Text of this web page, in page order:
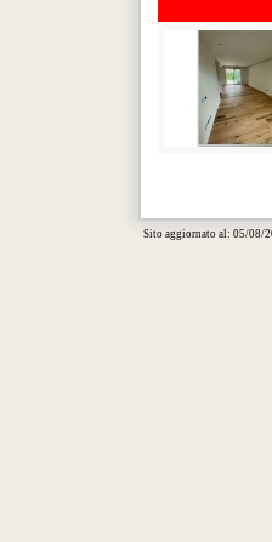
Sito aggiornato al: 05/08/